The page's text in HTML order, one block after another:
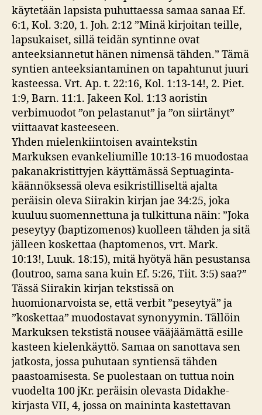
käytetään lapsista puhuttaessa samaa sanaa Ef.
6:1, Kol. 3:20, 1. Joh. 2:12 ”Minä kirjoitan teille,
lapsukaiset, sillä teidän syntinne ovat
anteeksiannetut hänen nimensä tähden.” Tämä
syntien anteeksiantaminen on tapahtunut juuri
kasteessa. Vrt. Ap. t. 22:16, Kol. 1:13-14!, 2. Piet.
1:9, Barn. 11:1. Jakeen Kol. 1:13 aoristin
verbimuodot ”on pelastanut” ja ”on siirtänyt”
viittaavat kasteeseen.
Yhden mielenkiintoisen avaintekstin
Markuksen evankeliumille 10:13-16 muodostaa
pakanakristittyjen käyttämässä Septuaginta-
käännöksessä oleva esikristilliseltä ajalta
peräisin oleva Siirakin kirjan jae 34:25, joka
kuuluu suomennettuna ja tulkittuna näin: ”Joka
peseytyy (baptizomenos) kuolleen tähden ja sitä
jälleen koskettaa (haptomenos, vrt. Mark.
10:13!, Luuk. 18:15), mitä hyötyä hän pesustansa
(loutroo, sama sana kuin Ef. 5:26, Tiit. 3:5) saa?”
Tässä Siirakin kirjan tekstissä on
huomionarvoista se, että verbit ”peseytyä” ja
”koskettaa” muodostavat synonyymin. Tällöin
Markuksen tekstistä nousee vääjäämättä esille
kasteen kielenkäyttö. Samaa on sanottava sen
jatkosta, jossa puhutaan syntiensä tähden
paastoamisesta. Se puolestaan on tuttua noin
vuodelta 100 jKr. peräisin olevasta Didakhe-
kirjasta VII, 4, jossa on maininta kastettavan